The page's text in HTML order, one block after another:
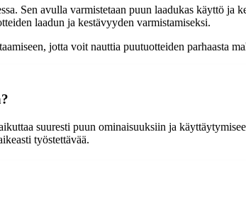
Sen avulla varmistetaan puun laadukas käyttö ja
laadun ja kestävyyden varmistamiseksi.
jotta voit nauttia puutuotteiden parhaasta
suuresti puun ominaisuuksiin ja
työstettävää.